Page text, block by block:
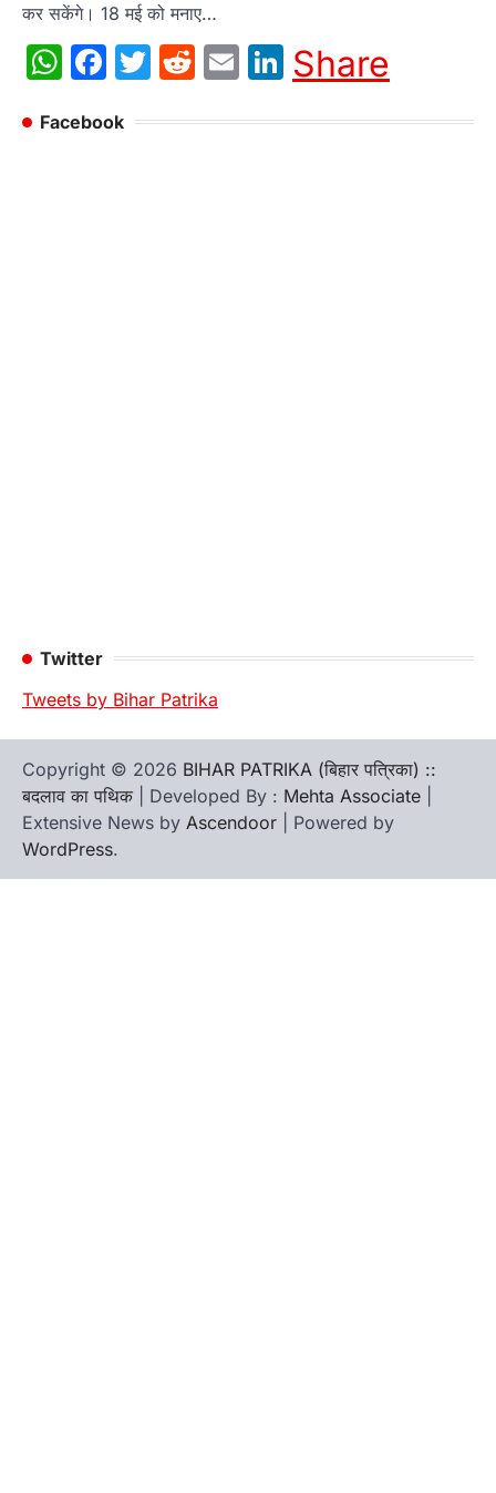
कर सकेंगे। 18 मई को मनाए…
WhatsApp
Facebook
Twitter
Reddit
EmailLinkedIn
Share
Facebook
Twitter
Tweets by Bihar Patrika
Copyright © 2026 BIHAR PATRIKA (बिहार पत्रिका) ::
बदलाव का पथिक | Developed By : Mehta Associate
Extensive News by Ascendoor | Powered by
WordPress.